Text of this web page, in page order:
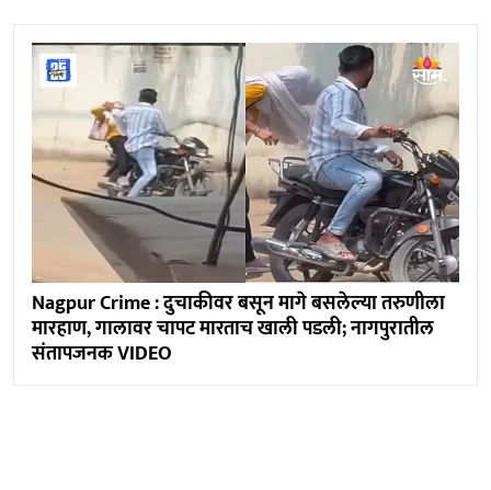
Nagpur Crime : दुचाकीवर बसून मागे बसलेल्या तरुणीला
मारहाण, गालावर चापट मारताच खाली पडली; नागपुरातील
संतापजनक VIDEO